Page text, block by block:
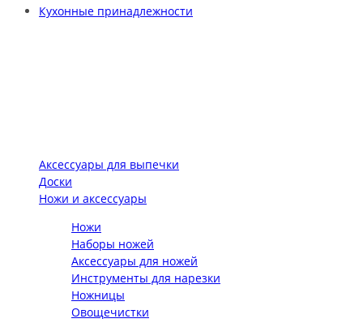
Кухонные принадлежности
Аксессуары для выпечки
Доски
Ножи и аксессуары
Ножи
Наборы ножей
Аксессуары для ножей
Инструменты для нарезки
Ножницы
Овощечистки